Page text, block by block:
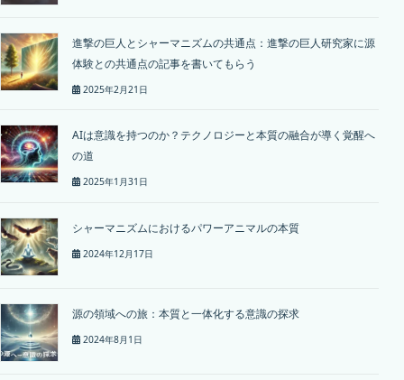
進撃の巨人とシャーマニズムの共通点：進撃の巨人研究家に源
体験との共通点の記事を書いてもらう
2025年2月21日
AIは意識を持つのか？テクノロジーと本質の融合が導く覚醒へ
の道
2025年1月31日
シャーマニズムにおけるパワーアニマルの本質
2024年12月17日
源の領域への旅：本質と一体化する意識の探求
2024年8月1日